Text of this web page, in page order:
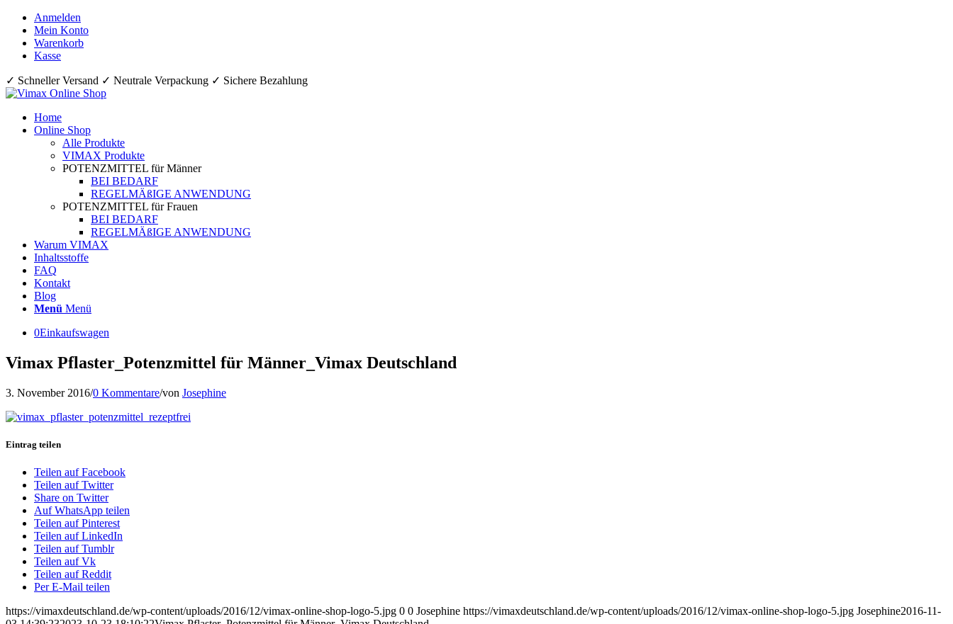
Anmelden
Mein Konto
Warenkorb
Kasse
✓ Schneller Versand ✓ Neutrale Verpackung ✓ Sichere Bezahlung
Home
Online Shop
Alle Produkte
VIMAX Produkte
POTENZMITTEL für Männer
BEI BEDARF
REGELMÄßIGE ANWENDUNG
POTENZMITTEL für Frauen
BEI BEDARF
REGELMÄßIGE ANWENDUNG
Warum VIMAX
Inhaltsstoffe
FAQ
Kontakt
Blog
Menü Menü
0Einkaufswagen
Vimax Pflaster_Potenzmittel für Männer_Vimax Deutschland
3. November 2016/0 Kommentare/von Josephine
Eintrag teilen
Teilen auf Facebook
Teilen auf Twitter
Share on Twitter
Auf WhatsApp teilen
Teilen auf Pinterest
Teilen auf LinkedIn
Teilen auf Tumblr
Teilen auf Vk
Teilen auf Reddit
Per E-Mail teilen
https://vimaxdeutschland.de/wp-content/uploads/2016/12/vimax-online-shop-logo-5.jpg 0 0 Josephine https://vimaxdeutschland.de/wp-content/uploads/2016/12/vimax-online-shop-logo-5.jpg Josephine2016-11-